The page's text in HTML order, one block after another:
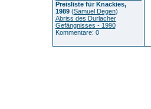
Preisliste für Knackies,
1989(Samuel Degen)
Abriss des Durlacher
Gefängnisses - 1990
Kommentare: 0